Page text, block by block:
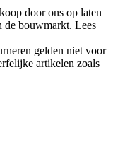
door ons op laten
de bouwmarkt. Lees
gelden niet voor
artikelen zoals